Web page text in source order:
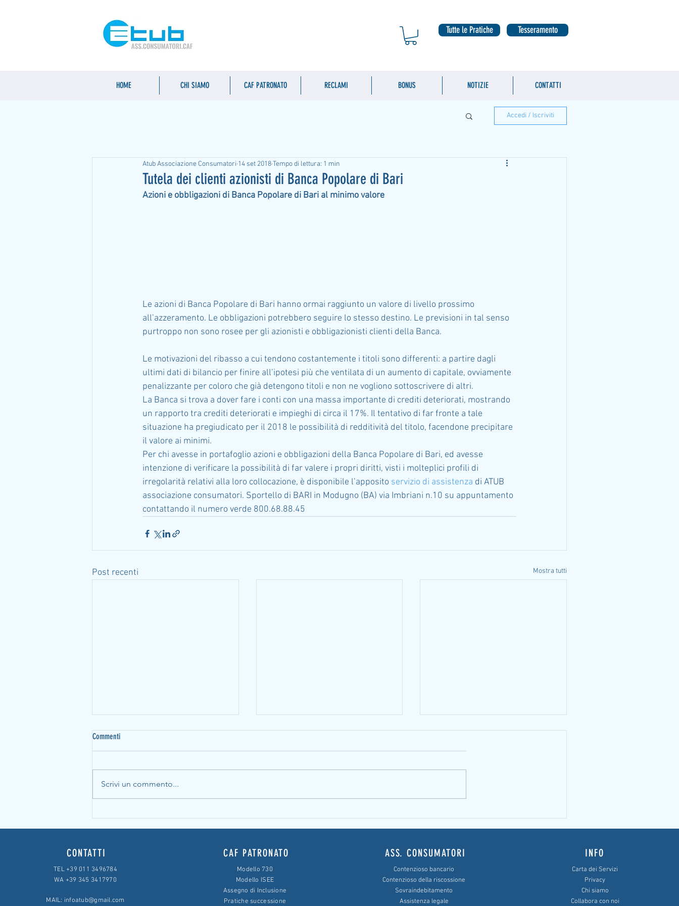
Tutte le Pratiche Tesseramento
HOME CHI SIAMO CAF PATRONATO RECLAMI BONUS NOTIZIE CONTATTI
Accedi / Iscriviti
Tutela dei clienti azionisti di Banca Popolare di Bari
Atub Associazione Consumatori 14 set 2018Tempo di lettura: 1 min
Azioni e obbligazioni di Banca Popolare di Bari al minimo valore
Le azioni di Banca Popolare di Bari hanno ormai raggiunto un valore di livello prossimo
all’azzeramento. Le obbligazioni potrebbero seguire lo stesso destino. Le previsioni in tal senso
purtroppo non sono rosee per gli azionisti e obbligazionisti clienti della Banca.
Le motivazioni del ribasso a cui tendono costantemente i titoli sono differenti: a partire dagli
ultimi dati di bilancio per finire all’ipotesi più che ventilata di un aumento di capitale, ovviamente
penalizzante per coloro che già detengono titoli e non ne vogliono sottoscrivere di altri.
La Banca si trova a dover fare i conti con una massa importante di crediti deteriorati, mostrando
un rapporto tra crediti deteriorati e impieghi di circa il 17%. Il tentativo di far fronte a tale
situazione ha pregiudicato per il 2018 le possibilità di redditività del titolo, facendone precipitare
il valore ai minimi.
Per chi avesse in portafoglio azioni e obbligazioni della Banca Popolare di Bari, ed avesse
intenzione di verificare la possibilità di far valere i propri diritti, visti i molteplici profili di
irregolarità relativi alla loro collocazione, è disponibile l’apposito servizio di assistenza di ATUB
associazione consumatori. Sportello di BARI in Modugno (BA) via Imbriani n.10 su appuntamento
contattando il numero verde 800.68.88.45
Post recenti Mostra tutti
Commenti
Scrivi un commento...
CONTATTI
TEL +39 011 3496784
WA +39 345 3417970
MAIL: infoatub@gmail.com
CAF PATRONATO
Modello 730
Modello ISEE
Assegno di Inclusione
Pratiche successione
ASS. CONSUMATORI
Contenzioso bancario
Contenzioso della riscossione
Sovraindebitamento
Assistenza legale
INFO
Carta dei Servizi
Privacy
Chi siamo
Collabora con noi